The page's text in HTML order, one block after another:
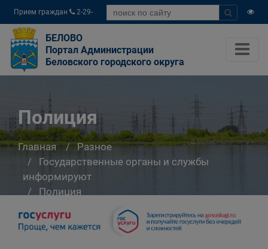
Прием граждан
2-29-
04
БЕЛОВО
Портал Администрации
Беловского городского округа
Полиция
Главная
Разное
Государственные органы и службы
информируют
Полиция